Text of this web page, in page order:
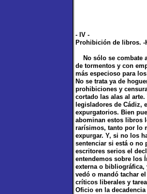
- IV -
Prohibición de libros. -
No sólo se combate
de tormentos y con
más especioso para
No se trata ya de
prohibiciones y
cortado las alas al
legisladores de Cádiz,
expurgatorios. Bien
abominan estos libros
rarísimos, tanto por lo
expurgar. Y, si no los
sentenciar si está o no
escritores serios el
entendemos sobre los
externa o
vedó o mandó tachar
críticos liberales y
Oficio en la